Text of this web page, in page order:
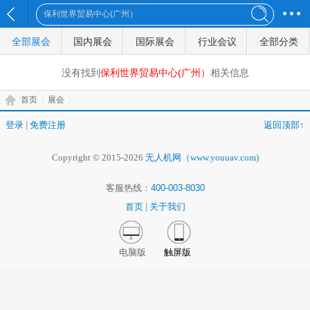
全部展会 国内展会 国际展会 行业会议 全部分类
没有找到 保利世界贸易中心(广州） 相关信息
首页 展会
登录 免费注册 返回顶部↑
Copyright © 2015-2026 无人机网（www.youuav.com)
客服热线： 400-003-8030
首页
关于我们
电脑版 触屏版